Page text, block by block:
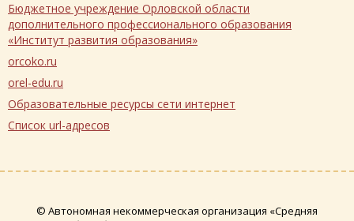
Бюджетное учреждение Орловской области
дополнительного профессионального образования
«Институт развития образования»
orcoko.ru
orel-edu.ru
Образовательные ресурсы сети интернет
Список url-адресов
© Автономная некоммерческая организация «Средняя